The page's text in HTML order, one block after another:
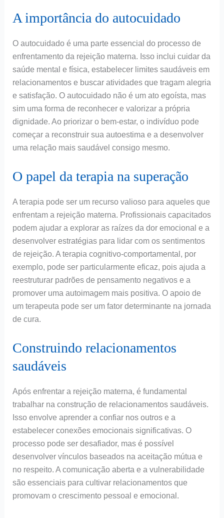
A importância do autocuidado
O autocuidado é uma parte essencial do processo de
enfrentamento da rejeição materna. Isso inclui cuidar da
saúde mental e física, estabelecer limites saudáveis em
relacionamentos e buscar atividades que tragam alegria
e satisfação. O autocuidado não é um ato egoísta, mas
sim uma forma de reconhecer e valorizar a própria
dignidade. Ao priorizar o bem-estar, o indivíduo pode
começar a reconstruir sua autoestima e a desenvolver
uma relação mais saudável consigo mesmo.
O papel da terapia na superação
A terapia pode ser um recurso valioso para aqueles que
enfrentam a rejeição materna. Profissionais capacitados
podem ajudar a explorar as raízes da dor emocional e a
desenvolver estratégias para lidar com os sentimentos
de rejeição. A terapia cognitivo-comportamental, por
exemplo, pode ser particularmente eficaz, pois ajuda a
reestruturar padrões de pensamento negativos e a
promover uma autoimagem mais positiva. O apoio de
um terapeuta pode ser um fator determinante na jornada
de cura.
Construindo relacionamentos
saudáveis
Após enfrentar a rejeição materna, é fundamental
trabalhar na construção de relacionamentos saudáveis.
Isso envolve aprender a confiar nos outros e a
estabelecer conexões emocionais significativas. O
processo pode ser desafiador, mas é possível
desenvolver vínculos baseados na aceitação mútua e
no respeito. A comunicação aberta e a vulnerabilidade
são essenciais para cultivar relacionamentos que
promovam o crescimento pessoal e emocional.